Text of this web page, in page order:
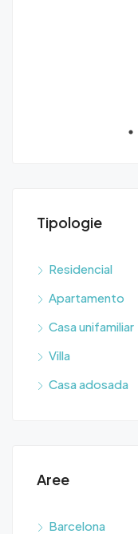
Tipologie
Residencial
Apartamento
Casa unifamiliar
Villa
Casa adosada
Aree
Barcelona